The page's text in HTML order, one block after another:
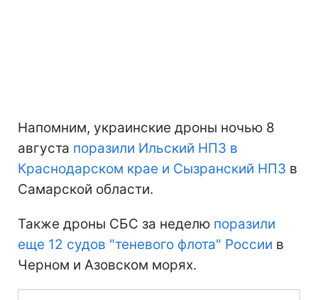
Напомним, украинские дроны ночью 8
августа поразили Ильский НПЗ в
Краснодарском крае и Сызранский НПЗ в
Самарской области.
Также дроны СБС за неделю поразили
еще 12 судов "теневого флота" России в
Черном и Азовском морях.